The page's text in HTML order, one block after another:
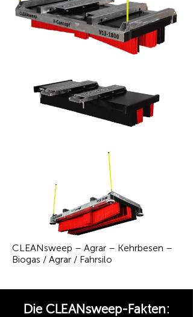
CLEANsweep – Agrar – Kehrbesen –
Biogas / Agrar / Fahrsilo
Die CLEANsweep-Fakten: